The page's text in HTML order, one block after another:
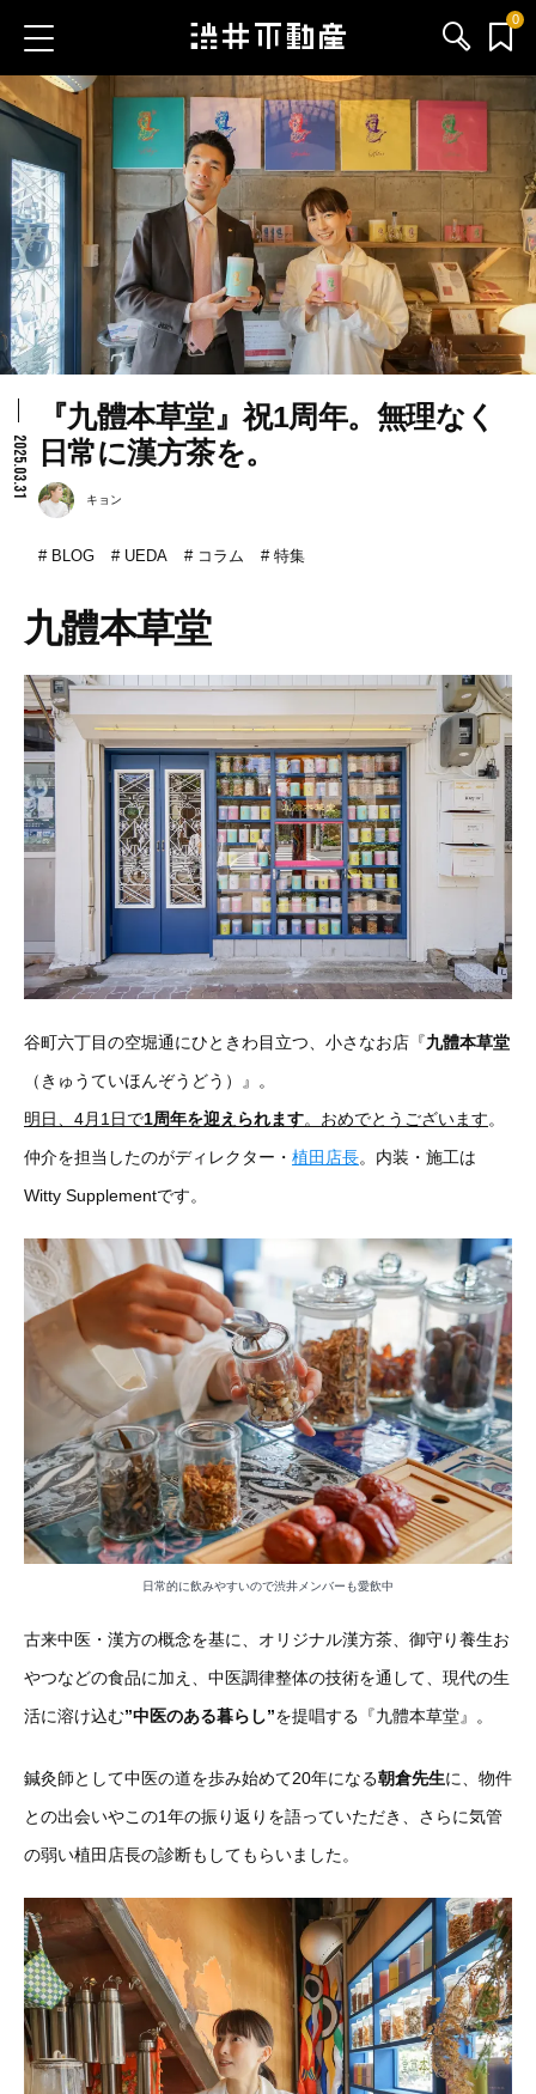
0
お気に入り物件 お問い合わせ
サービス内容
渋井不動産のメンバー
会社情報
2025.03.31
『九體本草堂』祝1周年。無理なく
日常に漢方茶を。
キョン
BLOG UEDA コラム 特集
九體本草堂
谷町六丁目の空堀通にひときわ目立つ、小さなお店『九體本草堂
（きゅうていほんぞうどう）』。
明日、4月1日で1周年を迎えられます。おめでとうございます。
仲介を担当したのがディレクター・ 植田店長。内装・施工は
Witty Supplementです。
日常的に飲みやすいので渋井メンバーも愛飲中
古来中医・漢方の概念を基に、オリジナル漢方茶、御守り養生お
やつなどの食品に加え、中医調律整体の技術を通して、現代の生
活に溶け込む”中医のある暮らし”を提唱する『九體本草堂』。
鍼灸師として中医の道を歩み始めて20年になる朝倉先生に、物件
との出会いやこの1年の振り返りを語っていただき、さらに気管
の弱い植田店長の診断もしてもらいました。